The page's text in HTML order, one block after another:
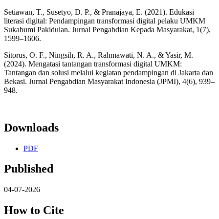
Setiawan, T., Susetyo, D. P., & Pranajaya, E. (2021). Edukasi
literasi digital: Pendampingan transformasi digital pelaku UMKM
Sukabumi Pakidulan. Jurnal Pengabdian Kepada Masyarakat, 1(7),
1599–1606.
Sitorus, O. F., Ningsih, R. A., Rahmawati, N. A., & Yasir, M.
(2024). Mengatasi tantangan transformasi digital UMKM:
Tantangan dan solusi melalui kegiatan pendampingan di Jakarta dan
Bekasi. Jurnal Pengabdian Masyarakat Indonesia (JPMI), 4(6), 939–
948.
Downloads
PDF
Published
04-07-2026
How to Cite